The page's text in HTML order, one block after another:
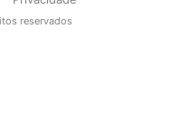
reservados